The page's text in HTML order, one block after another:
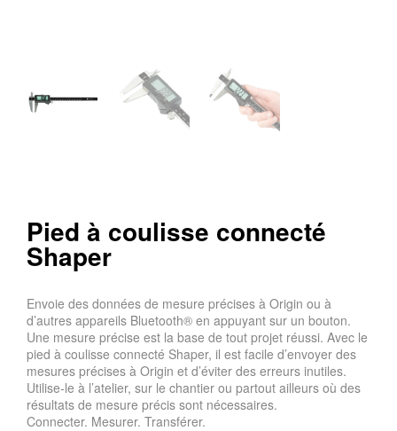
Pied à coulisse connecté
Shaper
Envoie des données de mesure précises à Origin ou à
d’autres appareils Bluetooth® en appuyant sur un bouton.
Une mesure précise est la base de tout projet réussi. Avec le
pied à coulisse connecté Shaper, il est facile d’envoyer des
mesures précises à Origin et d’éviter des erreurs inutiles.
Utilise-le à l’atelier, sur le chantier ou partout ailleurs où des
résultats de mesure précis sont nécessaires.
Connecter. Mesurer. Transférer.